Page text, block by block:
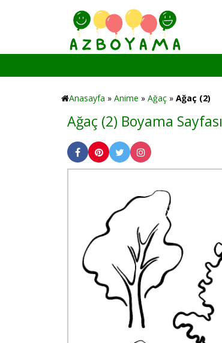
Anasayfa » Anime » Ağaç » Ağaç (2)
Ağaç (2) Boyama Sayfası